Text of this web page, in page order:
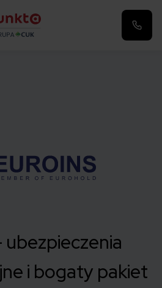
ubezpieczenia
i bogaty pakiet